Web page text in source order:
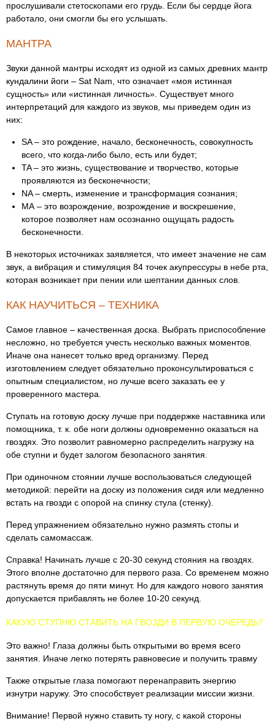
прослушивали стетоскопами его грудь. Если бы сердце йога
работало, они смогли бы его услышать.
МАНТРА
Звуки данной мантры исходят из одной из самых древних мантр
кундалини йоги – Sat Nam, что означает «моя истинная
сущность» или «истинная личность». Существует много
интерпретаций для каждого из звуков, мы приведем один из
них:
SA – это рождение, начало, бесконечность, совокупность
всего, что когда-либо было, есть или будет;
TA – это жизнь, существование и творчество, которые
проявляются из бесконечности;
NA – смерть, изменение и трансформация сознания;
МА – это возрождение, возрождение и воскрешение,
которое позволяет нам осознанно ощущать радость
бесконечности.
В некоторых источниках заявляется, что имеет значение не сам
звук, а вибрация и стимуляция 84 точек акупрессуры в небе рта,
которая возникает при пении или шептании данных слов.
КАК НАУЧИТЬСЯ – ТЕХНИКА
Самое главное – качественная доска. Выбрать приспособление
несложно, но требуется учесть несколько важных моментов.
Иначе она нанесет только вред организму. Перед
изготовлением следует обязательно проконсультироваться с
опытным специалистом, но лучше всего заказать ее у
проверенного мастера.
Ступать на готовую доску лучше при поддержке наставника или
помощника, т. к. обе ноги должны одновременно оказаться на
гвоздях. Это позволит равномерно распределить нагрузку на
обе ступни и будет залогом безопасного занятия.
При одиночном стоянии лучше воспользоваться следующей
методикой: перейти на доску из положения сидя или медленно
встать на гвозди с опорой на спинку стула (стенку).
Перед упражнением обязательно нужно размять стопы и
сделать самомассаж.
Справка! Начинать лучше с 20-30 секунд стояния на гвоздях.
Этого вполне достаточно для первого раза. Со временем можно
растянуть время до пяти минут. Но для каждого нового занятия
допускается прибавлять не более 10-20 секунд.
КАКУЮ СТУПНЮ СТАВИТЬ НА ГВОЗДИ В ПЕРВУЮ ОЧЕРЕДЬ?
Это важно! Глаза должны быть открытыми во время всего
занятия. Иначе легко потерять равновесие и получить травму
Также открытые глаза помогают перенаправить энергию
изнутри наружу. Это способствует реализации миссии жизни.
Внимание! Первой нужно ставить ту ногу, с какой стороны